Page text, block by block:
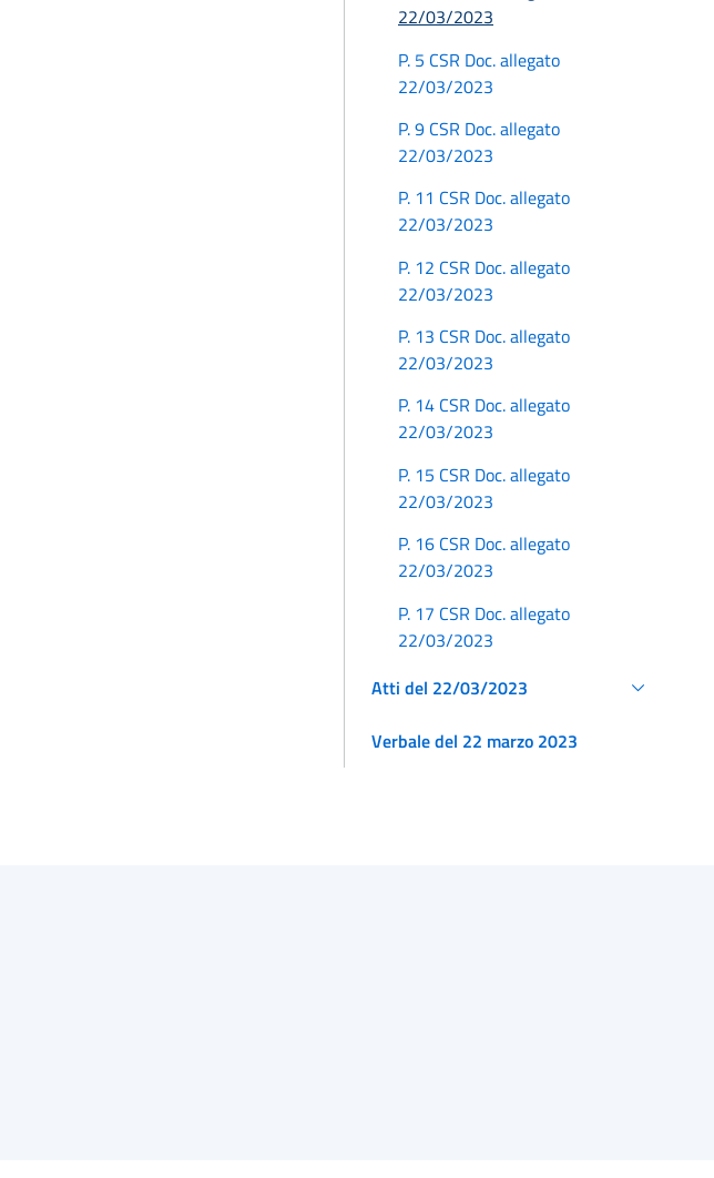
22/03/2023
P. 5 CSR Doc. allegato
22/03/2023
P. 9 CSR Doc. allegato
22/03/2023
P. 11 CSR Doc. allegato
22/03/2023
P. 12 CSR Doc. allegato
22/03/2023
P. 13 CSR Doc. allegato
22/03/2023
P. 14 CSR Doc. allegato
22/03/2023
P. 15 CSR Doc. allegato
22/03/2023
P. 16 CSR Doc. allegato
22/03/2023
P. 17 CSR Doc. allegato
22/03/2023
Atti del 22/03/2023
Verbale del 22 marzo 2023